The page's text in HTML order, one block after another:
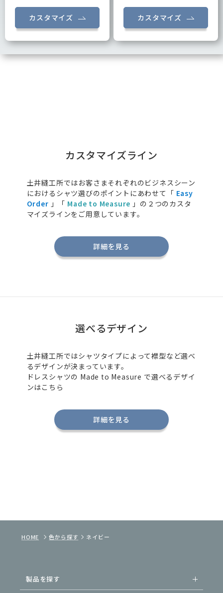
カスタマイズ カスタマイズ
カスタマイズライン
土井縫工所ではお客さまそれぞれのビジネスシーン
におけるシャツ選びのポイントにあわせて「 Easy
Order 」「 Made to Measure 」の２つのカスタ
マイズラインをご用意しています。
詳細を見る
選べるデザイン
土井縫工所ではシャツタイプによって襟型など選べ
るデザインが決まっています。
ドレスシャツの Made to Measure で選べるデザイ
ンはこちら
詳細を見る
HOME 色から探す ネイビー
製品を探す